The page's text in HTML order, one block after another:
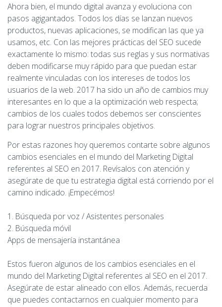
Ahora bien, el mundo digital avanza y evoluciona con
pasos agigantados. Todos los días se lanzan nuevos
productos, nuevas aplicaciones, se modifican las que ya
usamos, etc. Con las mejores prácticas del SEO sucede
exactamente lo mismo: todas sus reglas y sus normativas
deben modificarse muy rápido para que puedan estar
realmente vinculadas con los intereses de todos los
usuarios de la web. 2017 ha sido un año de cambios muy
interesantes en lo que a la optimización web respecta;
cambios de los cuales todos debemos ser conscientes
para lograr nuestros principales objetivos.
Por estas razones hoy queremos contarte sobre algunos
cambios esenciales en el mundo del Marketing Digital
referentes al SEO en 2017. Revísalos con atención y
asegúrate de que tu estrategia digital está corriendo por el
camino indicado. ¡Empecémos!
1. Búsqueda por voz / Asistentes personales
2. Búsqueda móvil
Apps de mensajería instantánea
Estos fueron algunos de los cambios esenciales en el
mundo del Marketing Digital referentes al SEO en el 2017.
Asegúrate de estar alineado con ellos. Además, recuerda
que puedes contactarnos en cualquier momento para